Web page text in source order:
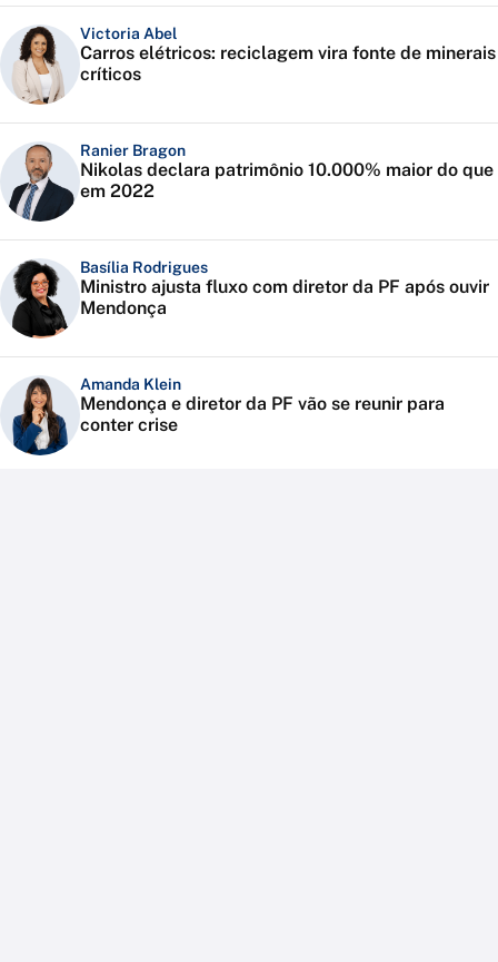
Victoria Abel
Carros elétricos: reciclagem vira fonte de minerais
críticos
Ranier Bragon
Nikolas declara patrimônio 10.000% maior do que
em 2022
Basília Rodrigues
Ministro ajusta fluxo com diretor da PF após ouvir
Mendonça
Amanda Klein
Mendonça e diretor da PF vão se reunir para
conter crise